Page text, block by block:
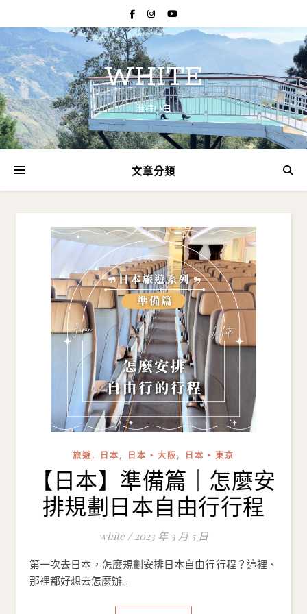
WHITE
淮特小白
文章分類
旅遊, 日本, 日本 ‣ 大阪, 日本 ‣ 東京
【日本】準備篇｜怎麼安
排規劃日本自由行行程
white / 2023 年 3 月 5 日
第一次去日本，怎麼規劃安排日本自由行行程？這裡、
那裡都好想去怎麼辦...